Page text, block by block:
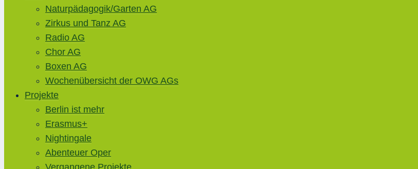
Naturpädagogik/Garten AG
Zirkus und Tanz AG
Radio AG
Chor AG
Boxen AG
Wochenübersicht der OWG AGs
Projekte
Berlin ist mehr
Erasmus+
Nightingale
Abenteuer Oper
Vergangene Projekte